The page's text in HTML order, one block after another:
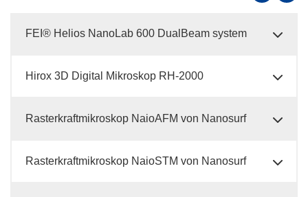
FEI® Helios NanoLab 600 DualBeam system
Hirox 3D Digital Mikroskop RH-2000
Rasterkraftmikroskop NaioAFM von Nanosurf
Rasterkraftmikroskop NaioSTM von Nanosurf